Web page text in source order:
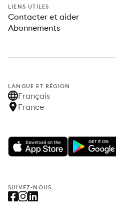
LIENS UTILES
Contacter et aider
Abonnements
LANGUE ET RÉGION
Français
France
SUIVEZ-NOUS